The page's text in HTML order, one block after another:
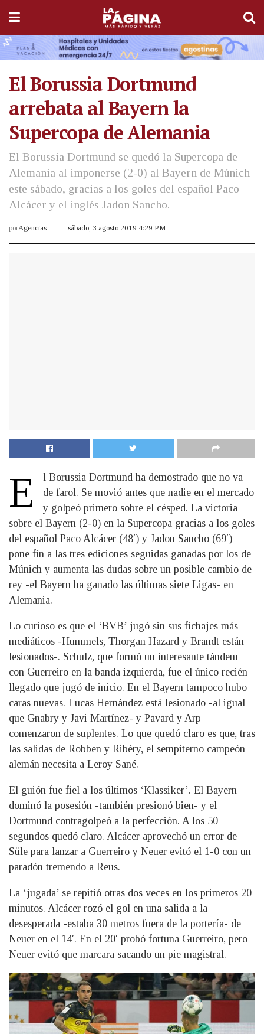
El Borussia Dortmund
arrebata al Bayern la
Supercopa de Alemania
El Borussia Dortmund se quedó la Supercopa de
Alemania al imponerse (2-0) al Bayern de Múnich
este sábado, gracias a los goles del español Paco
Alcácer y el inglés Jadon Sancho.
porAgencias sábado, 3 agosto 2019 4:29 PM
E
l Borussia Dortmund ha demostrado que no va
de farol. Se movió antes que nadie en el mercado
y golpeó primero sobre el césped. La victoria
sobre el Bayern (2-0) en la Supercopa gracias a los goles
del español Paco Alcácer (48′) y Jadon Sancho (69′)
pone fin a las tres ediciones seguidas ganadas por los de
Múnich y aumenta las dudas sobre un posible cambio de
rey -el Bayern ha ganado las últimas siete Ligas- en
Alemania.
Lo curioso es que el ‘BVB’ jugó sin sus fichajes más
mediáticos -Hummels, Thorgan Hazard y Brandt están
lesionados-. Schulz, que formó un interesante tándem
con Guerreiro en la banda izquierda, fue el único recién
llegado que jugó de inicio. En el Bayern tampoco hubo
caras nuevas. Lucas Hernández está lesionado -al igual
que Gnabry y Javi Martínez- y Pavard y Arp
comenzaron de suplentes. Lo que quedó claro es que, tras
las salidas de Robben y Ribéry, el sempiterno campeón
alemán necesita a Leroy Sané.
El guión fue fiel a los últimos ‘Klassiker’. El Bayern
dominó la posesión -también presionó bien- y el
Dortmund contragolpeó a la perfección. A los 50
segundos quedó claro. Alcácer aprovechó un error de
Süle para lanzar a Guerreiro y Neuer evitó el 1-0 con un
paradón tremendo a Reus.
La ‘jugada’ se repitió otras dos veces en los primeros 20
minutos. Alcácer rozó el gol en una salida a la
desesperada -estaba 30 metros fuera de la portería- de
Neuer en el 14′. En el 20′ probó fortuna Guerreiro, pero
Neuer evitó que marcara sacando un pie magistral.